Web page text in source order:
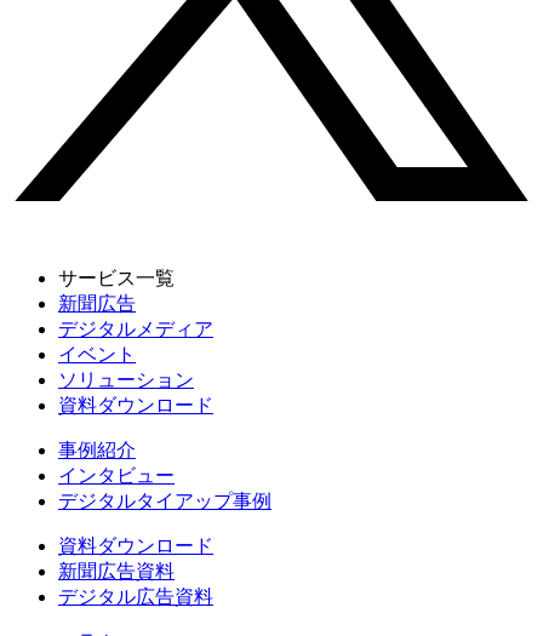
サービス一覧
新聞広告
デジタルメディア
イベント
ソリューション
資料ダウンロード
事例紹介
インタビュー
デジタルタイアップ事例
資料ダウンロード
新聞広告資料
デジタル広告資料